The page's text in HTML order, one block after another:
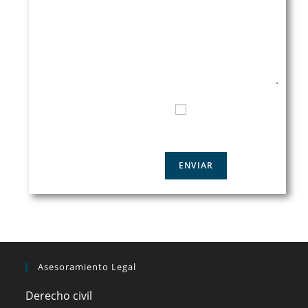
Asesoramiento Legal
Derecho civil